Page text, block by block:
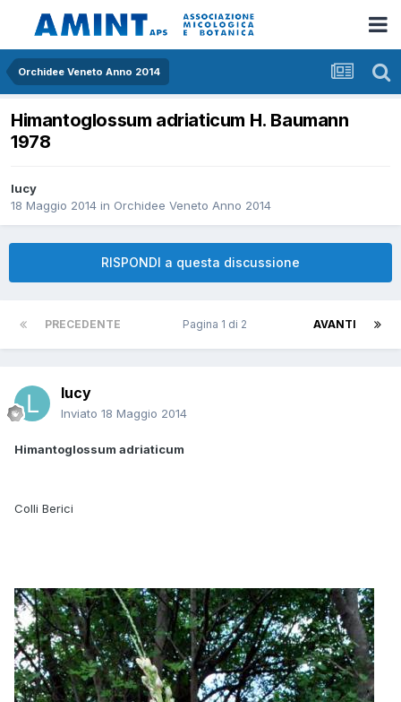
Orchidee Veneto Anno 2014
Himantoglossum adriaticum H. Baumann
1978
lucy
18 Maggio 2014 in Orchidee Veneto Anno 2014
RISPONDI a questa discussione
PRECEDENTE AVANTI
Pagina 1 di 2
lucy
Inviato 18 Maggio 2014
Himantoglossum adriaticum
Colli Berici